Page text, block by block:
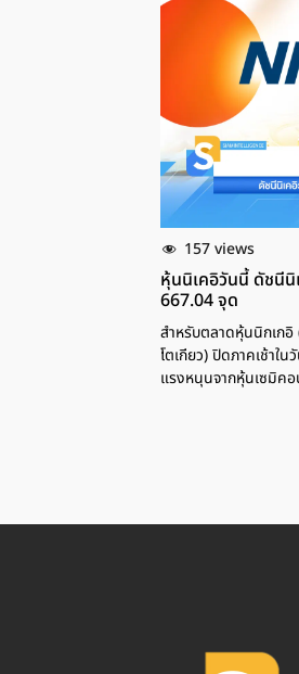
157 views
หุ้นนิเคอิวันนี้ ดัชนีนิ
667.04 จุด
สำหรับตลาดหุ้นนิกเก
โตเกียว) ปิดภาคเช้าใ
แรงหนุนจากหุ้นเซมิค